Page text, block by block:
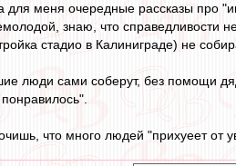
для меня очередные рассказы про
знаю, что справедливости
стадио в Калиниграде) не
люди сами соберут, без помощи
что много людей "прихуеет